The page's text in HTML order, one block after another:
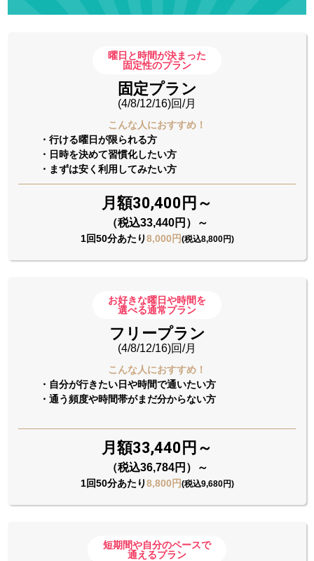
曜日と時間が決まった
固定性のプラン
固定プラン
(4/8/12/16)回/月
こんな人におすすめ！
・行ける曜日が限られる方
・日時を決めて習慣化したい方
・まずは安く利用してみたい方
月額30,400円～
（税込33,440円）～
1回50分あたり8,000円(税込8,800円)
お好きな曜日や時間を
選べる通常プラン
フリープラン
(4/8/12/16)回/月
こんな人におすすめ！
・自分が行きたい日や時間で通いたい方
・通う頻度や時間帯がまだ分からない方
月額33,440円～
（税込36,784円）～
1回50分あたり8,800円(税込9,680円)
短期間や自分のペースで
通えるプラン